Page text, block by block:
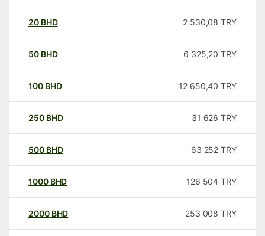
20 BHD 2 530,08 TRY
50 BHD 6 325,20 TRY
100 BHD 12 650,40 TRY
250 BHD 31 626 TRY
500 BHD 63 252 TRY
1000 BHD 126 504 TRY
2000 BHD 253 008 TRY